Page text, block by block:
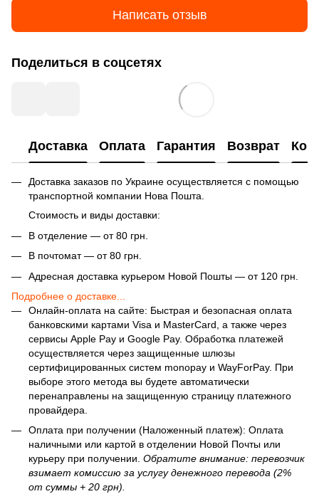
Написать отзыв
Поделиться в соцсетях
Доставка Оплата Гарантия Возврат
Доставка заказов по Украине осуществляется с помощью
транспортной компании Нова Пошта.
Стоимость и виды доставки:
В отделение — от 80 грн.
В почтомат — от 80 грн.
Адресная доставка курьером Новой Пошты — от 120 грн.
Подробнее о доставке...
Онлайн-оплата на сайте: Быстрая и безопасная оплата
банковскими картами Visa и MasterCard, а также через
сервисы Apple Pay и Google Pay. Обработка платежей
осуществляется через защищенные шлюзы
сертифицированных систем monopay и WayForPay. При
выборе этого метода вы будете автоматически
перенаправлены на защищенную страницу платежного
провайдера.
Оплата при получении (Наложенный платеж): Оплата
наличными или картой в отделении Новой Почты или
курьеру при получении. Обратите внимание: перевозчик
взимает комиссию за услугу денежного перевода (2%
от суммы + 20 грн).